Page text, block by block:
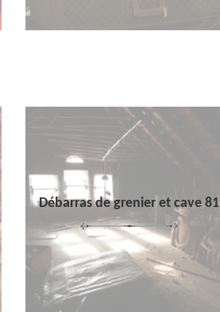
Débarras de grenier et cave 81